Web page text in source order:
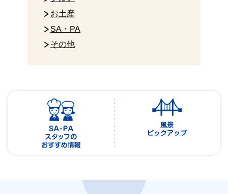
お土産
SA・PA
その他